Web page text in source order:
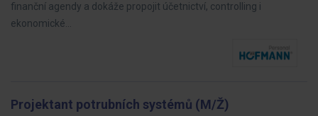
finanční agendy a dokáže propojit účetnictví, controlling i
ekonomické…
Projektant potrubních systémů (M/Ž)